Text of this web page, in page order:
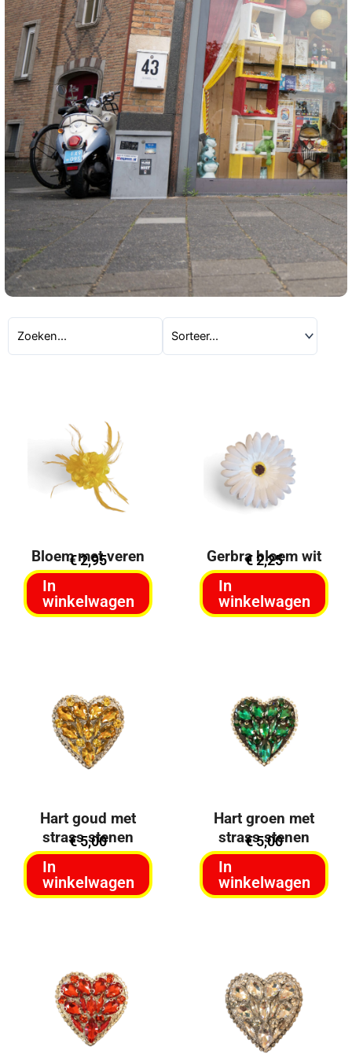
Bloem met veren
€2,95
In
winkelwagen
Gerbra bloem wit
€2,25
In
winkelwagen
Hart goud met
strass stenen
€5,00
In
winkelwagen
Hart groen met
strass stenen
€5,00
In
winkelwagen